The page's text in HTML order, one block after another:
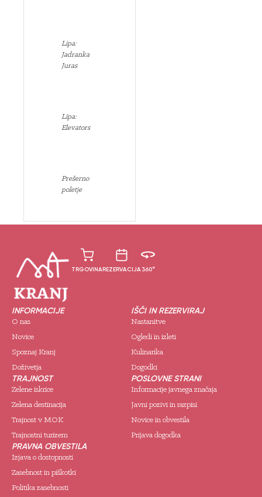
Lipa:
Jadranka
Juras
Lipa:
Elevators
Prešerno
poletje
TRGOVINAREZERVACIJA360°
INFORMACIJE
O nas
Novice
Spoznaj Kranj
Doživetja
IŠČI IN REZERVIRAJ
Nastanitve
Ogledi in izleti
Kulinarika
Dogodki
TRAJNOST
Zelene iskrice
Zelena destinacija
Trajnost v MOK
Trajnostni turizem
POSLOVNE STRANI
Informacije javnega značaja
Javni pozivi in razpisi
Novice in obvestila
Prijava dogodka
PRAVNA OBVESTILA
Izjava o dostopnosti
Zasebnost in piškotki
Politika zasebnosti